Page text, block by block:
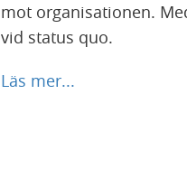
mot organisationen.
vid status quo.
Läs mer...